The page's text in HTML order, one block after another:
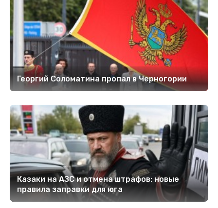
Георгий Соломатина пропал в Черногории
Кaзaки нa AЗC и oтмeнa штрaфoв: нoвыe
прaвилa зaпрaвки для югa